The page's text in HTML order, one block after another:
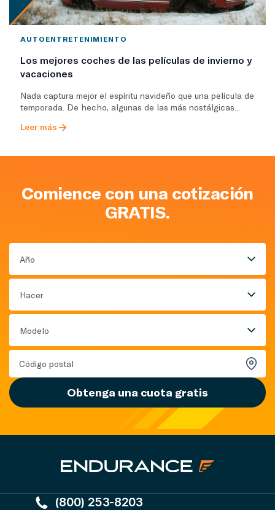
AUTOENTRETENIMIENTO
Los mejores coches de las películas de invierno y
vacaciones
Nada captura mejor el espíritu navideño que una película de
temporada. De hecho, algunas de las más nostálgicas...
Leer más
Comience con una cotización
GRATIS.
Año
Hacer
Modelo
Obtenga una cuota gratis
(800) 253-8203